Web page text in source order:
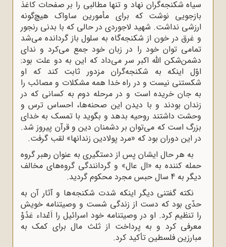
سیاه شکنجه‌گران نهاد و تنها مطالبى را بر صفحات کاغذ
بازجویى نوشت که براى مأمورین ساواک هیچ‌گونه
ارزشى نداشت. شهید لاجوردی در حالى که با بدنى رنجور
و غرق در خون از شکنجه‌گاه به سلول باز گردانده مى‌شد
تمامى توان خود را در زبان خود جمع مى‌کرد و نداى
دشمن‌شکن اللّه‌ اکبر سر مى‌داد که این به دو علت بود:
اوّل اینکه به شکنجه‌گران مزدور ثابت کند که او
شکستنى نیست و در راه خدا همه مشکلات و مصائب را
به جان خریده است و در مرحله دوم به کسانى که در
زندان بودند و با دیدن این صحنه‌ها، احساس ترس و
وحشت داشتند روحیه بدهد و بگوید با تمسک به خداى
بزرگ است که مى‌توان بر دشمنان دین و قرآن پیروز شد.
در این دوران بود که «مرد پولادین زندانها» لقب گرفت.
به هر حال ایشان پس از دستگیرى به عنوان رهبر گروه
حمله کننده به «ال عال» و گردانندگى گروه‌هاى مخالف
دیگر به 4 سال حبس مجرد محکوم گردید.
نکته گفتنی دیگر اینکه شدت شکنجه‌ها و آثار آن به
حدّى بود که دست از زندگى شست و وصیتنامه خویش
را تنظیم کرد. او در وصیتنامه خود اسرائیل را اَعْداء عَدُوْ
معرفى کرد و به پرداخت از ثلث مال براى کمک به
مبارزین فلسطین تأکید کرد.